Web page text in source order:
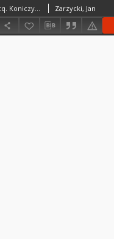
Trifolium pannonicum Jacq. Koniczyna pannońska (koniczyna wielkogłówkowa) Zarzycki, Jan